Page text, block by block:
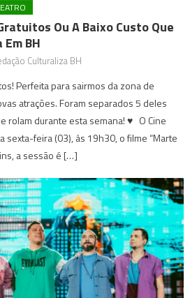
Ou A Baixo Custo Que
BH
Culturaliza BH
Perfeita para sairmos da zona de
atrações. Foram separados 5 deles
rolam durante esta semana! ♥ O Cine
sexta-feira (03), às 19h30, o filme “Marte
a sessão é […]